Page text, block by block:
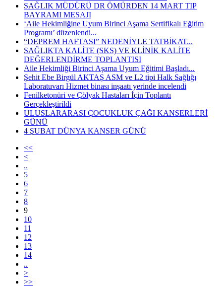
SAĞLIK MÜDÜRÜ DR ÖMÜRDEN 14 MART TIP
BAYRAMI MESAJI
‘Aile Hekimliğine Uyum Birinci Aşama Sertifikalı Eğitim
Programı’ düzenlendi...
“DEPREM HAFTASI” NEDENİYLE TATBİKAT...
SAĞLIKTA KALİTE (SKS) VE KLİNİK KALİTE
DEĞERLENDİRME TOPLANTISI
Aile Hekimliği Birinci Aşama Uyum Eğitimi Başladı...
Şehit Ebe Birgül AKTAŞ ASM ve L2 tipi Halk Sağlığı
Laboratuvarı Hizmet binası inşaatı yerinde incelendi
Fenilketonüri ve Çölyak Hastaları İçin Toplantı
Gerçekleştirildi
ULUSLARARASI ÇOCUKLUK ÇAĞI KANSERLERİ
GÜNÜ
4 ŞUBAT DÜNYA KANSER GÜNÜ
<<
<
..
5
6
7
8
9
10
11
12
13
14
..
>
>>